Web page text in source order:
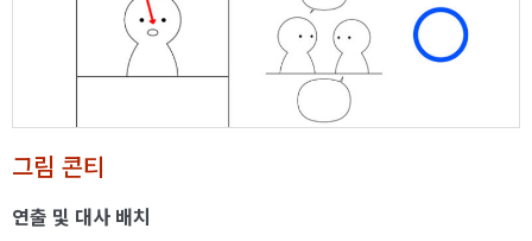
그림 콘티
연출 및 대사 배치